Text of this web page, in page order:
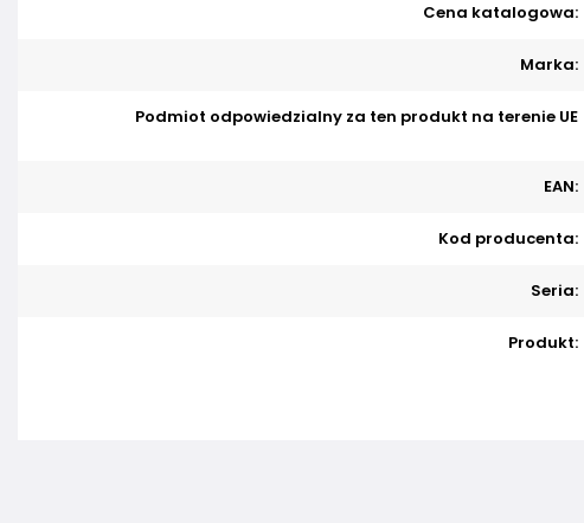
Cena katalogowa:
Marka:
Podmiot odpowiedzialny za ten produkt na terenie UE
EAN:
Kod producenta:
Seria:
Produkt: